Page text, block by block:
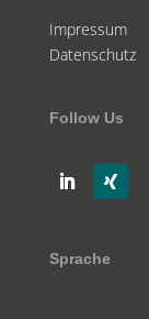
Impressum
Datenschutz
Follow Us
Sprache